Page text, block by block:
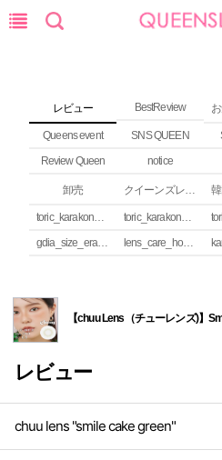
レビュー BestReview
Queens event SNS QUEEN
Review Queen
notice
卸売 クイーンズレンズ カラコンコラム
toric_karakon_takai_riyuu toric_karakon_real_review
gdia_size_erabikata
lens_care_houhou
【chuu Lens（チューレンズ)】
レビュー
chuu lens "smile cake green"